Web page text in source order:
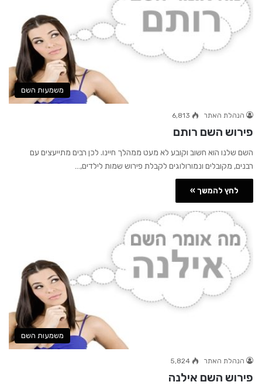
משמעות השם
הנהלת האתר 6,813
פירוש השם רותם
השם שלנו הוא חשוב וקובע לא מעט ממהלך חיינו. לכן רבים מתייעצים עם
רבנים, מקובלים ונמורולוגים לקבלת פירוש שמות לילדים,…
לחץ להמשך »
משמעות השם
הנהלת האתר 5,824
פירוש השם אילנה